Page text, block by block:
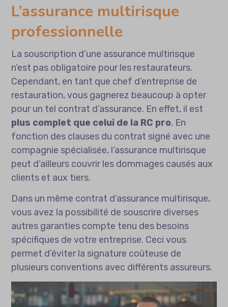
L’assurance multirisque
professionnelle
La souscription d’une assurance multirisque
n’est pas obligatoire pour les restaurateurs.
Cependant, en tant que chef d’entreprise de
restauration, vous gagnerez beaucoup à opter
pour un tel contrat d’assurance. En effet, il est
plus complet que celui de la RC pro. En
fonction des clauses du contrat signé avec une
compagnie spécialisée, l’assurance multirisque
peut d’ailleurs couvrir les dommages causés aux
clients et aux tiers.
Dans un même contrat d’assurance multirisque,
vous avez la possibilité de souscrire diverses
autres garanties compte tenu des besoins
spécifiques de votre entreprise. Ceci vous
permet d’éviter la signature coûteuse de
plusieurs conventions avec différents assureurs.